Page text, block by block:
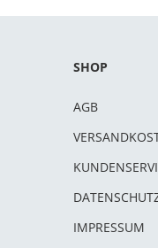
SHOP
AGB
IMPRESSUM